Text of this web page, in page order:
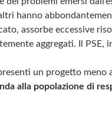
hanno
assorbe eccessive
aggregati. Il PSE,
un progetto meno
alla popolazione di